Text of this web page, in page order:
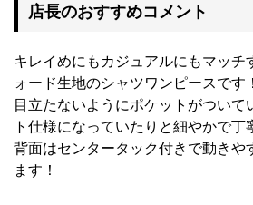
店長のおすすめコメント
キレイめにもカジュアルにもマッチ
ォード生地のシャツワンピースです！
目立たないようにポケットがついて
ト仕様になっていたりと細やかで丁
背面はセンタータック付きで動きや
ます！